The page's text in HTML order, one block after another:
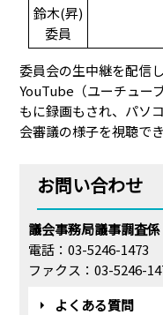
鈴木(昇)
委員
委員会の生中継を配信
YouTube（ユーチュー
もに録画もされ、パソ
会審議の様子を視聴でき
お問い合わせ
議会事務局議事調査係
電話：03-5246-1473
ファクス：03-5246-
よくある質問